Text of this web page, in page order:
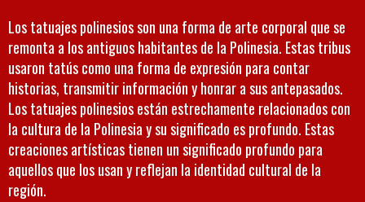
Los tatuajes polinesios son una forma de arte corporal que se
remonta a los antiguos habitantes de la Polinesia. Estas tribus
usaron tatús como una forma de expresión para contar
historias, transmitir información y honrar a sus antepasados.
Los tatuajes polinesios están estrechamente relacionados con
la cultura de la Polinesia y su significado es profundo. Estas
creaciones artísticas tienen un significado profundo para
aquellos que los usan y reflejan la identidad cultural de la
región.